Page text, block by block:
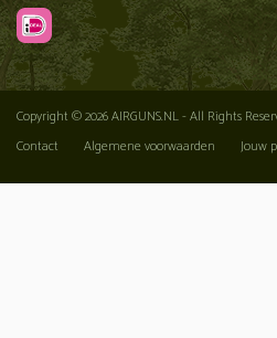
Copyright © 2026 AIRGUNS.NL - All Rights
Contact
Algemene voorwaarden Jouw